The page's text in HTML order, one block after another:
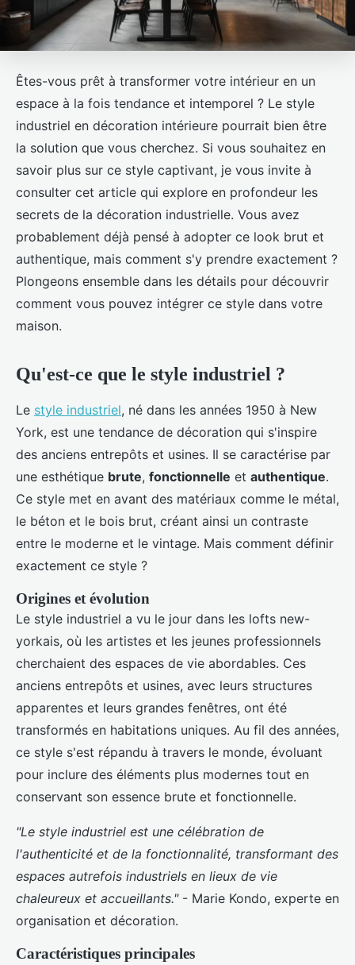
Êtes-vous prêt à transformer votre intérieur en un
espace à la fois tendance et intemporel ? Le style
industriel en décoration intérieure pourrait bien être
la solution que vous cherchez. Si vous souhaitez en
savoir plus sur ce style captivant, je vous invite à
consulter cet article qui explore en profondeur les
secrets de la décoration industrielle. Vous avez
probablement déjà pensé à adopter ce look brut et
authentique, mais comment s'y prendre exactement ?
Plongeons ensemble dans les détails pour découvrir
comment vous pouvez intégrer ce style dans votre
maison.
Qu'est-ce que le style industriel ?
Le style industriel, né dans les années 1950 à New
York, est une tendance de décoration qui s'inspire
des anciens entrepôts et usines. Il se caractérise par
une esthétique brute, fonctionnelle et authentique.
Ce style met en avant des matériaux comme le métal,
le béton et le bois brut, créant ainsi un contraste
entre le moderne et le vintage. Mais comment définir
exactement ce style ?
Origines et évolution
Le style industriel a vu le jour dans les lofts new-
yorkais, où les artistes et les jeunes professionnels
cherchaient des espaces de vie abordables. Ces
anciens entrepôts et usines, avec leurs structures
apparentes et leurs grandes fenêtres, ont été
transformés en habitations uniques. Au fil des années,
ce style s'est répandu à travers le monde, évoluant
pour inclure des éléments plus modernes tout en
conservant son essence brute et fonctionnelle.
"Le style industriel est une célébration de
l'authenticité et de la fonctionnalité, transformant des
espaces autrefois industriels en lieux de vie
chaleureux et accueillants."- Marie Kondo, experte en
organisation et décoration.
Caractéristiques principales